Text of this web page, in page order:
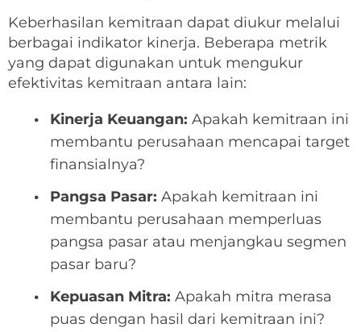
Keberhasilan kemitraan dapat diukur melalui
berbagai indikator kinerja. Beberapa metrik
yang dapat digunakan untuk mengukur
efektivitas kemitraan antara lain:
Kinerja Keuangan: Apakah kemitraan ini
membantu perusahaan mencapai target
finansialnya?
Pangsa Pasar: Apakah kemitraan ini
membantu perusahaan memperluas
pangsa pasar atau menjangkau segmen
pasar baru?
Kepuasan Mitra: Apakah mitra merasa
puas dengan hasil dari kemitraan ini?